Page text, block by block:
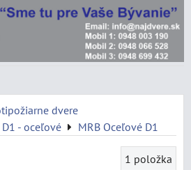
dvere
- oceľové
MRB Oceľové D1
1 položka